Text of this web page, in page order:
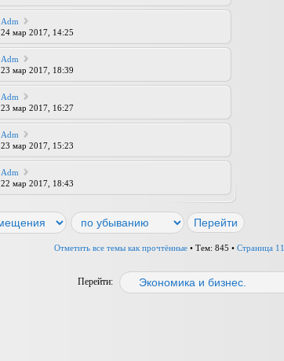
Adm
24 мар 2017, 14:25
Adm
23 мар 2017, 18:39
Adm
23 мар 2017, 16:27
Adm
23 мар 2017, 15:23
Adm
22 мар 2017, 18:43
Отметить все темы как прочтённые • Тем: 845 • Страница 11
Перейти: